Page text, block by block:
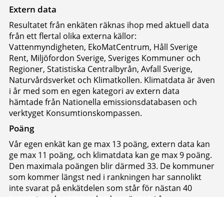
Extern data
Resultatet från enkäten räknas ihop med aktuell data
från ett flertal olika externa källor:
Vattenmyndigheten, EkoMatCentrum, Håll Sverige
Rent, Miljöfordon Sverige, Sveriges Kommuner och
Regioner, Statistiska Centralbyrån, Avfall Sverige,
Naturvårdsverket och Klimatkollen. Klimatdata är även
i år med som en egen kategori av extern data
hämtade från Nationella emissionsdatabasen och
verktyget Konsumtionskompassen.
Poäng
Vår egen enkät kan ge max 13 poäng, extern data kan
ge max 11 poäng, och klimatdata kan ge max 9 poäng.
Den maximala poängen blir därmed 33. De kommuner
som kommer längst ned i rankningen har sannolikt
inte svarat på enkätdelen som står för nästan 40